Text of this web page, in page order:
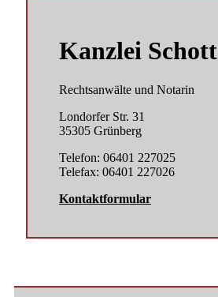
Kanzlei Schott
Rechtsanwälte und Notarin
Londorfer Str. 31
35305 Grünberg
Telefon: 06401 227025
Telefax: 06401 227026
Kontaktformular